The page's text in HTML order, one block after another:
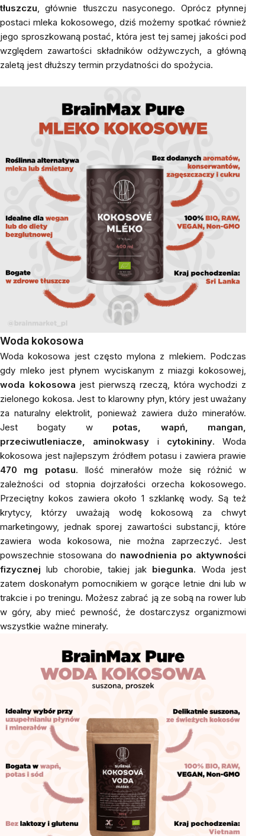
tłuszczu, głównie tłuszczu nasyconego. Oprócz płynnej
postaci mleka kokosowego, dziś możemy spotkać również
jego sproszkowaną postać, która jest tej samej jakości pod
względem zawartości składników odżywczych, a główną
zaletą jest dłuższy termin przydatności do spożycia.
Woda kokosowa
Woda kokosowa jest często mylona z mlekiem. Podczas
gdy mleko jest płynem wyciskanym z miazgi kokosowej,
woda kokosowa jest pierwszą rzeczą, która wychodzi z
zielonego kokosa. Jest to klarowny płyn, który jest uważany
za naturalny elektrolit, ponieważ zawiera dużo minerałów.
Jest bogaty w potas, wapń, mangan,
przeciwutleniacze, aminokwasy i cytokininy. Woda
kokosowa jest najlepszym źródłem potasu i zawiera prawie
470 mg potasu. Ilość minerałów może się różnić w
zależności od stopnia dojrzałości orzecha kokosowego.
Przeciętny kokos zawiera około 1 szklankę wody. Są też
krytycy, którzy uważają wodę kokosową za chwyt
marketingowy, jednak sporej zawartości substancji, które
zawiera woda kokosowa, nie można zaprzeczyć. Jest
powszechnie stosowana do nawodnienia po aktywności
fizycznej lub chorobie, takiej jak biegunka. Woda jest
zatem doskonałym pomocnikiem w gorące letnie dni lub w
trakcie i po treningu. Możesz zabrać ją ze sobą na rower lub
w góry, aby mieć pewność, że dostarczysz organizmowi
wszystkie ważne minerały.